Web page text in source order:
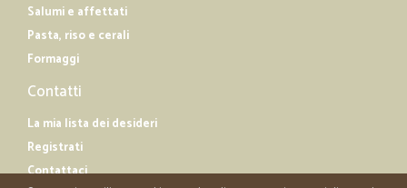
Salumi e affettati
Pasta, riso e cerali
Formaggi
Contatti
La mia lista dei desideri
Registrati
Contattaci